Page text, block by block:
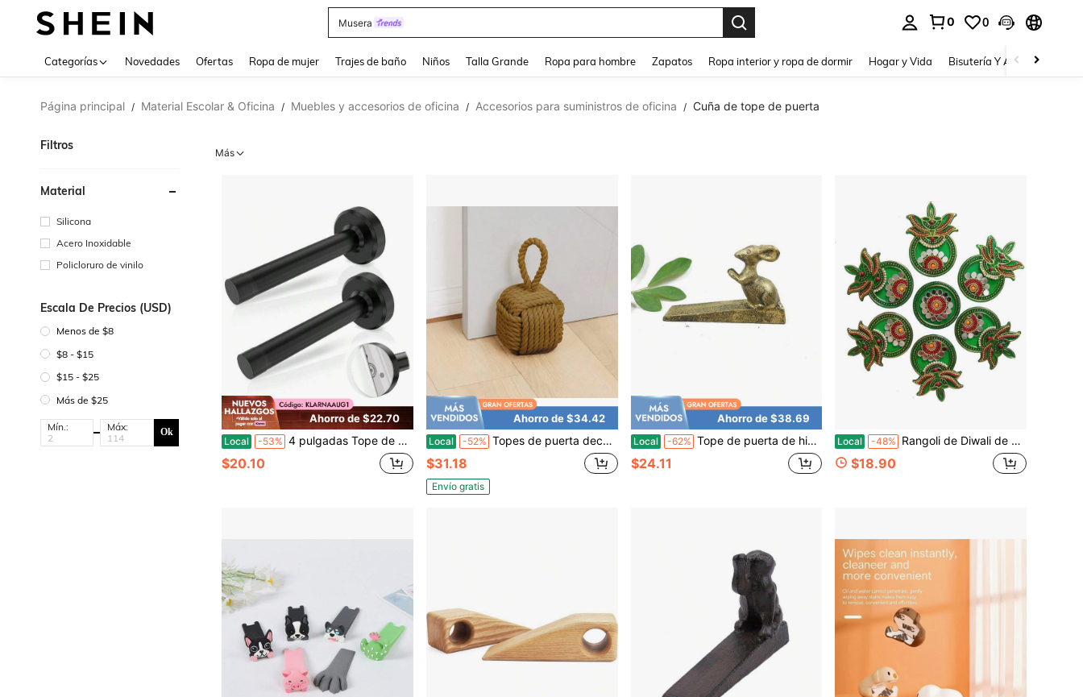
Musera 0 0
Categorías Novedades Ofertas Ropa de mujer Trajes de baño Niños Talla Grande Ropa para hombre Zapatos Ropa interior y ropa de dormir Hogar y Vida Bisutería Y Accesorios
Página principal / Material Escolar & Oficina / Muebles y accesorios de oficina / Accesorios para suministros de oficina / Cuña de tope de puerta
Filtros
Material
Silicona
Acero Inoxidable
Policloruro de vinilo
Escala De Precios (USD)
Menos de $8
$8 - $15
$15 - $25
Más de $25
Mín.: Máx: Ok
Más
Ahorro de $22.70
Local -53% 4 pulgadas Tope de puerta adhesivo con punta de goma, tope de puerta largo sin perforación de pared, acero inoxidable 304 con amortiguación de sonido, negro, paquete de 2
$20.10
Ahorro de $34.42
Local -52% Topes de puerta decorativos - Diseño de nudo de cuerda lindo, tope de puerta pesado con montaje interior para hogar y escuela, color caqui
$31.18
Envío gratis
Ahorro de $38.69
Local -62% Tope de puerta de hierro fundido con forma de ratón, cuña decorativa de tope de puerta de oro antiguo, 5.98x 3.74 pulgadas
$24.11
Local -48% Rangoli de Diwali de acrílico hecho a mano_Decoración del hogar_Regalo para el hogar_Hecho a mano_Pegatinas para el suelo_Pegatinas para la pared_Decoración de pared_Decoración de suelo_Rangoli de acrílico verde 3OC29
$18.90